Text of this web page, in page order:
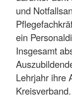
und
ein
Insgesamt
Lehrjahr ihre
Kreisverband.